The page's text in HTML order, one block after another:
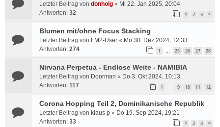
Letzter Beitrag von donholg « Mi 22. Jan 2025, 20:04
Antworten: 32 1 2 3 4
Blumen mit/ohne Focus Stacking
Letzter Beitrag von FM2-User « Mo 30. Dez 2024, 12:33
Antworten: 274 1 25 26 27 28
Nirvana Perpetua - Endlose Weite - NAMIBIA
Letzter Beitrag von Doorman « Do 3. Okt 2024, 10:13
Antworten: 117 1 9 10 11 12
Corona Hopping Teil 2, Dominikanische Republik
Letzter Beitrag von klaus p « Do 19. Sep 2024, 19:21
Antworten: 33 1 2 3 4